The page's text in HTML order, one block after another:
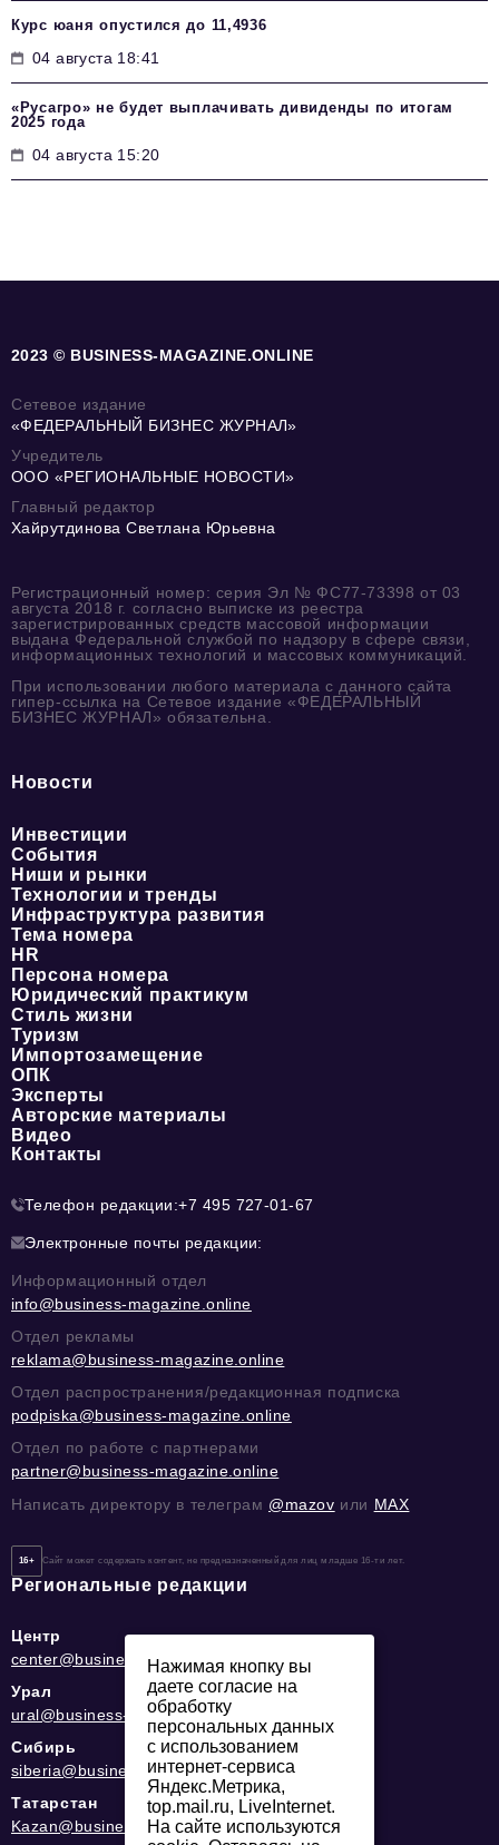
Курс юаня опустился до 11,4936
04 августа 18:41
«Русагро» не будет выплачивать дивиденды по итогам
2025 года
04 августа 15:20
2023 © BUSINESS-MAGAZINE.ONLINE
Сетевое издание
«ФЕДЕРАЛЬНЫЙ БИЗНЕС ЖУРНАЛ»
Учредитель
ООО «РЕГИОНАЛЬНЫЕ НОВОСТИ»
Главный редактор
Хайрутдинова Светлана Юрьевна
Регистрационный номер: серия Эл № ФС77-73398 от 03
августа 2018 г. согласно выписке из реестра
зарегистрированных средств массовой информации
выдана Федеральной службой по надзору в сфере связи,
информационных технологий и массовых коммуникаций.
При использовании любого материала с данного сайта
гипер-ссылка на Сетевое издание «ФЕДЕРАЛЬНЫЙ
БИЗНЕС ЖУРНАЛ» обязательна.
Новости
Инвестиции
События
Ниши и рынки
Технологии и тренды
Инфраструктура развития
Тема номера
HR
Персона номера
Юридический практикум
Стиль жизни
Туризм
Импортозамещение
ОПК
Эксперты
Авторские материалы
Видео
Контакты
Телефон редакции:+7 495 727-01-67
Электронные почты редакции:
Информационный отдел
info@business-magazine.online
Отдел рекламы
reklama@business-magazine.online
Отдел распространения/редакционная подписка
podpiska@business-magazine.online
Отдел по работе с партнерами
partner@business-magazine.online
Написать директору в телеграм @mazov или MAX
16+ Сайт может содержать контент, не предназначенный для лиц младше 16-ти лет.
Региональные редакции
Центр
center@business-magazine.online
Урал
ural@business-magazine.online
Сибирь
siberia@business-magazine.online
Татарстан
Kazan@business-magazine.online
Нажимая кнопку вы
даете согласие на
обработку
персональных данных
с использованием
интернет-сервиса
Яндекс.Метрика,
top.mail.ru, LiveInternet.
На сайте используются